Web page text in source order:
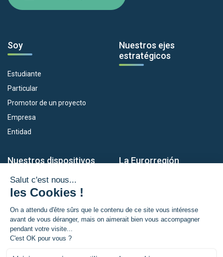
Soy
Estudiante
Particular
Promotor de un proyecto
Empresa
Entidad
Nuestros ejes
estratégicos
Nuestros dispositivos
Empleo
Forma NAEN
TRANSFERMUGA-RREKIN
La Eurorregión
Area de prensea